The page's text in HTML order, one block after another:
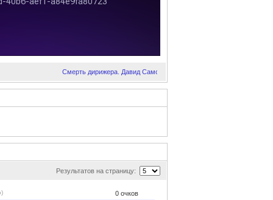
Смерть дирижера. Давид Самойлов. Любимые стихи.
Результатов на страницу:
0 очков